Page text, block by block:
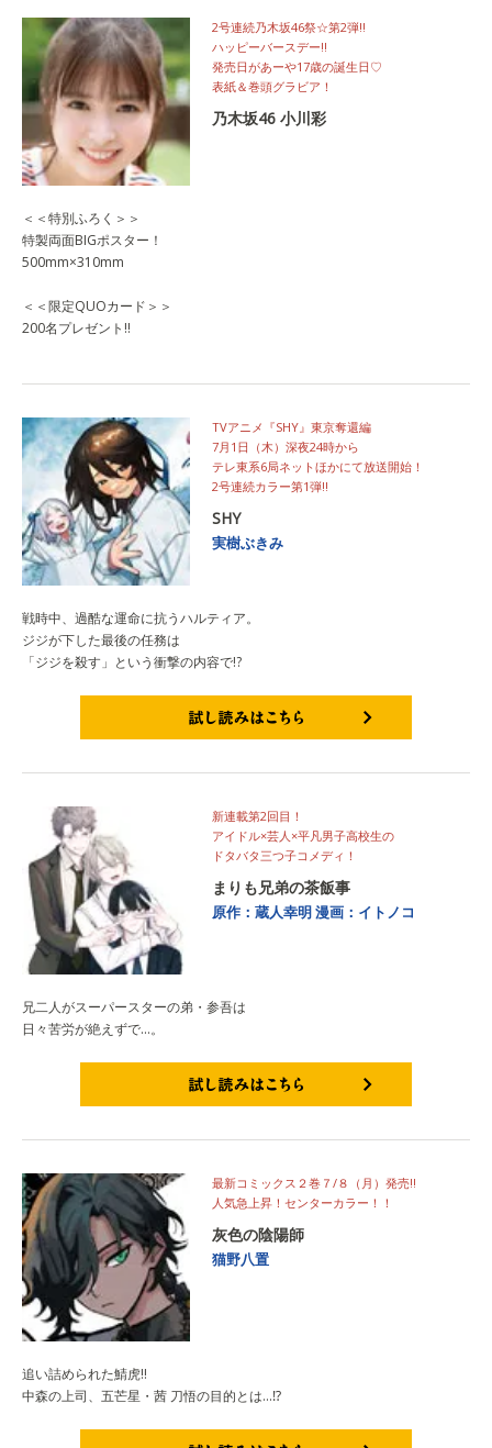
2号連続乃木坂46祭☆第2弾‼
ハッピーバースデー!!
発売日があーや17歳の誕生日♡
表紙＆巻頭グラビア！
乃木坂46 小川彩
＜＜特別ふろく＞＞
特製両面BIGポスター！
500mm×310mm
＜＜限定QUOカード＞＞
200名プレゼント!!
TVアニメ『SHY』東京奪還編
7月1日（木）深夜24時から
テレ東系6局ネットほかにて放送開始！
2号連続カラー第1弾‼
SHY
実樹ぶきみ
戦時中、過酷な運命に抗うハルティア。
ジジが下した最後の任務は
「ジジを殺す」という衝撃の内容で!?
新連載第2回目！
アイドル×芸人×平凡男子高校生の
ドタバタ三つ子コメディ！
まりも兄弟の茶飯事
原作：蔵人幸明漫画：イトノコ
兄二人がスーパースターの弟・参吾は
日々苦労が絶えずで…。
最新コミックス２巻７/８（月）発売‼
人気急上昇！センターカラー！！
灰色の陰陽師
猫野八置
追い詰められた鯖虎‼
中森の上司、五芒星・茜 刀悟の目的とは…⁉